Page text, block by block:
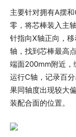
主要针对拥有A摆
零，将芯棒装入主
针指向X轴正向，
轴，找到芯棒最高
端面200mm附近，
运行C轴，记录百
果同轴度出现较大
装配合面的位置。